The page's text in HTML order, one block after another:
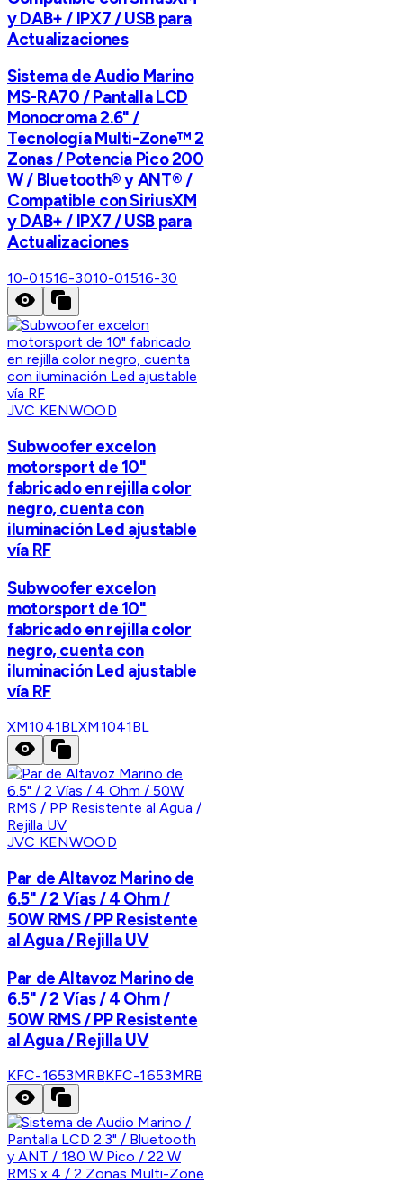
y DAB+ / IPX7 / USB para
Actualizaciones
Sistema de Audio Marino
MS-RA70 / Pantalla LCD
Monocroma 2.6" /
Tecnología Multi-Zone™️ 2
Zonas / Potencia Pico 200
W / Bluetooth® y ANT® /
Compatible con SiriusXM
y DAB+ / IPX7 / USB para
Actualizaciones
10-01516-3010-01516-30
JVC KENWOOD
Subwoofer excelon
motorsport de 10"
fabricado en rejilla color
negro, cuenta con
iluminación Led ajustable
vía RF
Subwoofer excelon
motorsport de 10"
fabricado en rejilla color
negro, cuenta con
iluminación Led ajustable
vía RF
XM1041BLXM1041BL
JVC KENWOOD
Par de Altavoz Marino de
6.5" / 2 Vías / 4 Ohm /
50W RMS / PP Resistente
al Agua / Rejilla UV
Par de Altavoz Marino de
6.5" / 2 Vías / 4 Ohm /
50W RMS / PP Resistente
al Agua / Rejilla UV
KFC-1653MRBKFC-1653MRB